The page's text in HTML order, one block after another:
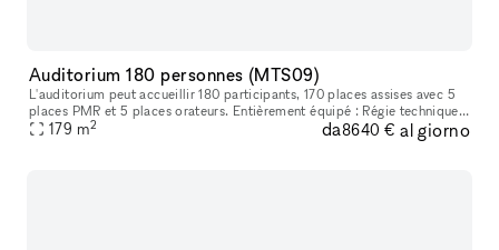
Auditorium 180 personnes (MTS09)
L'auditorium peut accueillir 180 participants, 170 places assises avec 5
places PMR et 5 places orateurs. Entièrement équipé : Régie technique
permettant la conférence, visio conférence, des écrans
179 m2 da8640 € al giorno